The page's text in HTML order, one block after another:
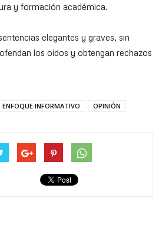
y formación académica.
elegantes y graves, sin
los oídos y obtengan rechazos
ENFOQUE INFORMATIVO OPINIÓN